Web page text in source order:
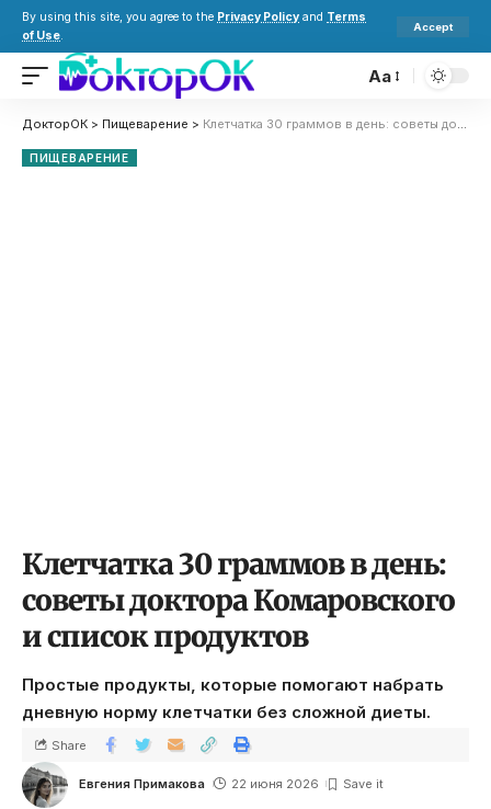
By using this site, you agree to the Privacy Policy and Terms
of Use.
Accept
Aa
ДокторОК > Пищеварение > Клетчатка 30 граммов в день: советы доктора Комаровского и список продуктов
ПИЩЕВАРЕНИЕ
Клетчатка 30 граммов в день:
советы доктора Комаровского
и список продуктов
Простые продукты, которые помогают набрать
дневную норму клетчатки без сложной диеты.
Евгения Примакова 22 июня 2026
Share